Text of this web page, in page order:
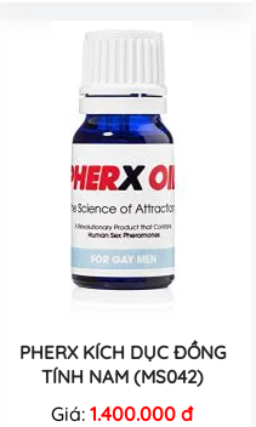
PHERX KÍCH DỤC ĐỒNG
TÍNH NAM (MS042)
Giá: 1.400.000 đ